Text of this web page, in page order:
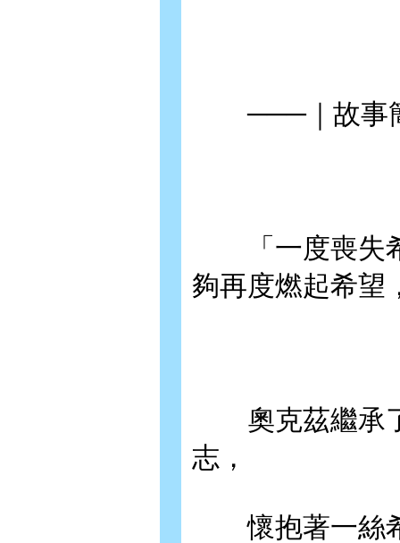
───｜故事
「一度喪失希
夠再度燃起希望
奧克茲繼承了
志，
懷抱著一絲希